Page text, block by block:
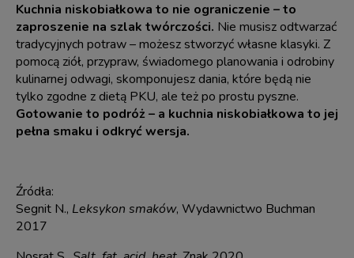
Kuchnia niskobiałkowa to nie ograniczenie – to
zaproszenie na szlak twórczości. Nie musisz odtwarzać
tradycyjnych potraw – możesz stworzyć własne klasyki. Z
pomocą ziół, przypraw, świadomego planowania i odrobiny
kulinarnej odwagi, skomponujesz dania, które będą nie
tylko zgodne z dietą PKU, ale też po prostu pyszne.
Gotowanie to podróż – a kuchnia niskobiałkowa to jej
pełna smaku i odkryć wersja.
Źródła:
Segnit N., Leksykon smaków, Wydawnictwo Buchman
2017